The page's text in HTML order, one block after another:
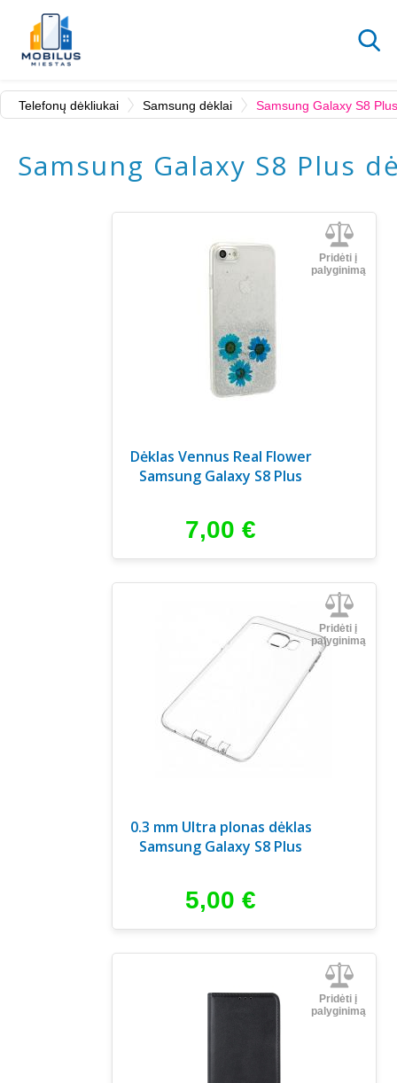
Telefonų dėkliukai Samsung dėklai Samsung Galaxy S8
Samsung Galaxy S8 Plus
Dėklas Vennus Real Flower
Samsung Galaxy S8 Plus
7,00 €
Pridėti į
palyginimą
0.3 mm Ultra plonas dėklas
Samsung Galaxy S8 Plus
5,00 €
Pridėti į
palyginimą
Pridėti į
palyginimą